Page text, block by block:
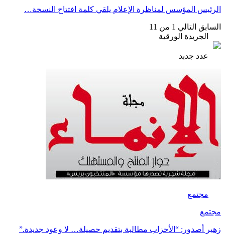
الرئيس المؤسس لمناظرة الإعلام يلقي كلمة افتتاح النسخة…
السابق التالي 1 من 11
الجريدة الورقية
عدد جدبد
مجتمع
مجتمع
زهير أصدور: “الأحزاب مطالبة بتقديم حصيلة… لا وعود جديدة.”